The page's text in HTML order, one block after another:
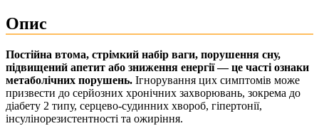
Опис
Постійна втома, стрімкий набір ваги, порушення сну,
підвищений апетит або зниження енергії — це часті ознаки
метаболічних порушень. Ігнорування цих симптомів може
призвести до серйозних хронічних захворювань, зокрема до
діабету 2 типу, серцево-судинних хвороб, гіпертонії,
інсулінорезистентності та ожиріння.